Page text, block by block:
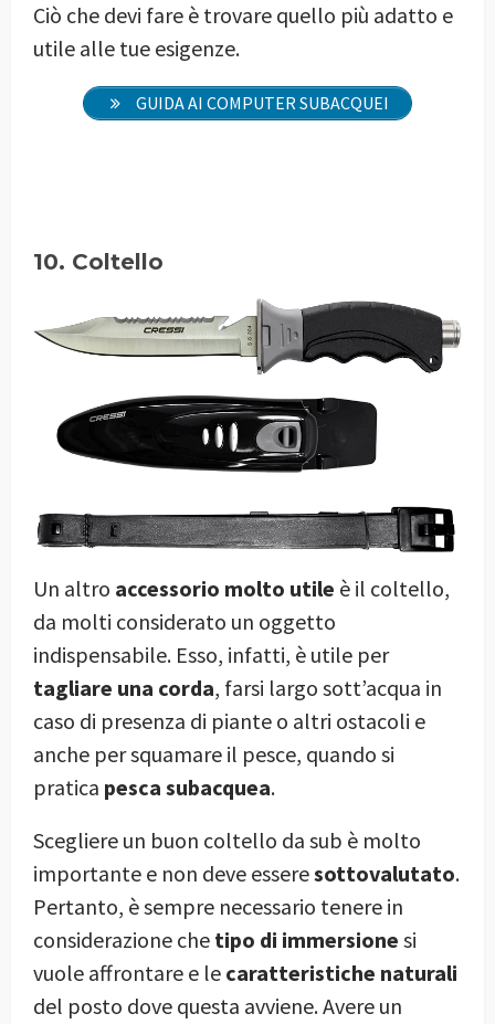
Ciò che devi fare è trovare quello più adatto e
utile alle tue esigenze.
GUIDA AI COMPUTER SUBACQUEI
10. Coltello
Un altro accessorio molto utile è il coltello,
da molti considerato un oggetto
indispensabile. Esso, infatti, è utile per
tagliare una corda, farsi largo sott’acqua in
caso di presenza di piante o altri ostacoli e
anche per squamare il pesce, quando si
pratica pesca subacquea.
Scegliere un buon coltello da sub è molto
importante e non deve esseresottovalutato.
Pertanto, è sempre necessario tenere in
considerazione che tipo di immersione si
vuole affrontare e le caratteristiche naturali
del posto dove questa avviene. Avere un